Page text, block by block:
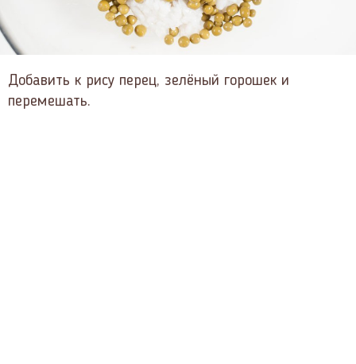
Добавить к рису перец, зелёный горошек и
перемешать.